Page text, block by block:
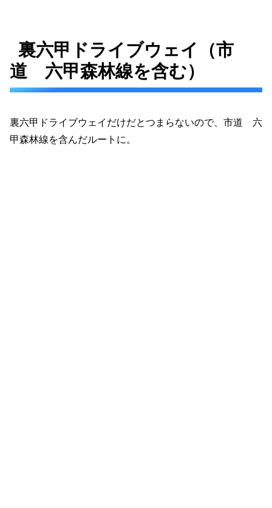
裏六甲ドライブウェイ（市
道 六甲森林線を含む）
裏六甲ドライブウェイだけだとつまらないので、市道 六
甲森林線を含んだルートに。